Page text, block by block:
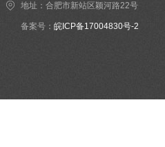
地址：合肥市新站区颖河路22号
备案号： 皖ICP备17004830号-2